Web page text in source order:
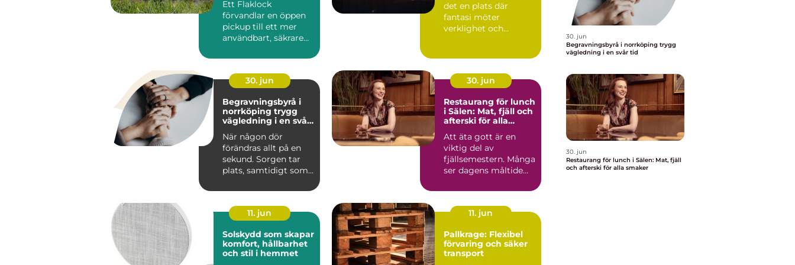
Ett Flaklock
förvandlar en öppen
pickup till ett mer
användbart, säkrare
lastutrymme. Gen...
det en plats där
fantasi möter
verklighet och
30. jun
Begravningsbyrå i
norrköping trygg
vägledning i en svår
När någon dör
förändras allt på en
sekund. Sorgen tar
plats, samtidigt som
kräver s...
30. jun
Restaurang för lunch
i Sälen: Mat, fjäll och
afterski för alla
Att äta gott är en
viktig del av
fjällsemestern. Många
ser dagens måltide...
11. jun
Solskydd som skapar
komfort, hållbarhet
och stil i hemmet
11. jun
Pallkrage: Flexibel
förvaring och säker
transport
30. jun
Begravningsbyrå i norrköping trygg
vägledning i en svår tid
30. jun
Restaurang för lunch i Sälen: Mat, fjäll
och afterski för alla smaker